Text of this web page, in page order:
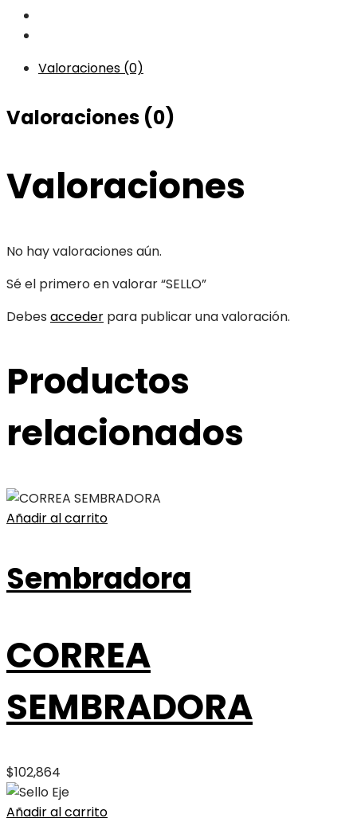
Valoraciones (0)
Valoraciones (0)
Valoraciones
No hay valoraciones aún.
Sé el primero en valorar “SELLO”
Debes acceder para publicar una valoración.
Productos
relacionados
Añadir al carrito
Sembradora
CORREA
SEMBRADORA
$102,864
Añadir al carrito